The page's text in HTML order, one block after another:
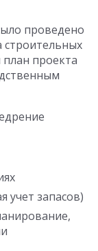
проведено
строительных
план проекта
учет запасов)